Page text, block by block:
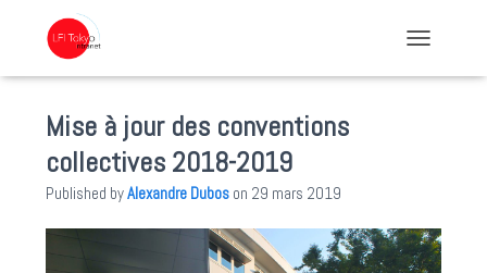
Mise à jour des conventions
collectives 2018-2019
Published byAlexandre Dubos on 29 mars 2019